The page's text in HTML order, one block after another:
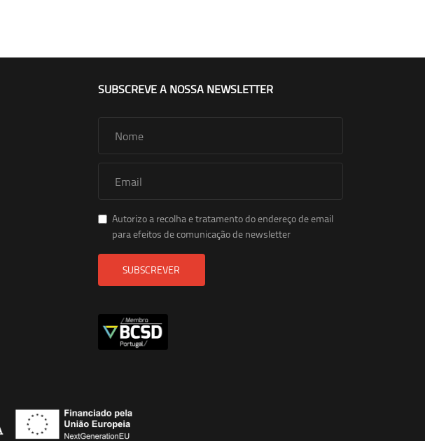
SUBSCREVE A NOSSA NEWSLETTER
Autorizo a recolha e tratamento do endereço de email
para efeitos de comunicação de newsletter
SUBSCREVER